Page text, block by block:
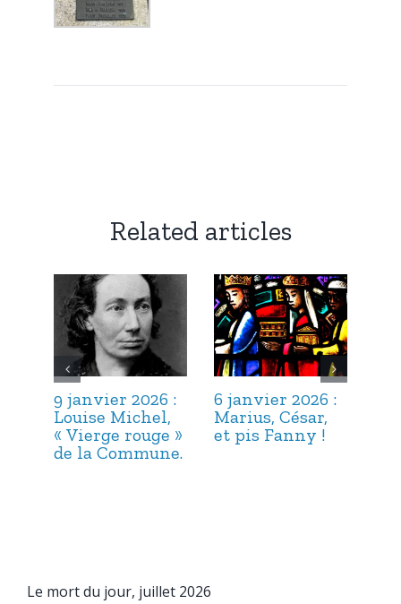
Related articles
9 janvier 2026 :
Louise Michel,
« Vierge rouge »
de la Commune.
6 janvier 2026 :
Marius, César,
et pis Fanny !
Le mort du jour, juillet 2026